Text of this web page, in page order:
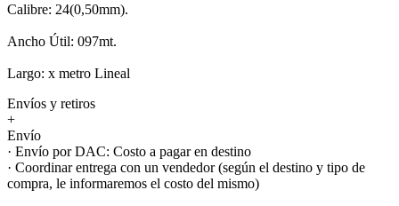
Calibre: 24(0,50mm).
Ancho Útil: 097mt.
Largo: x metro Lineal
Envíos y retiros
+
Envío
· Envío por DAC: Costo a pagar en destino
· Coordinar entrega con un vendedor (según el destino y tipo de
compra, le informaremos el costo del mismo)